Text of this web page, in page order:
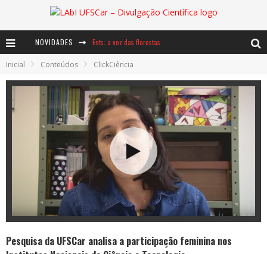
NOVIDADES
Notáveis: Bertha Lutz
Baú de Histórias - A jamais imaginada aventura com os moinhos de vento
Inicial Conteúdos ClickCiência
Pesquisa da UFSCar analisa a participação feminina nos